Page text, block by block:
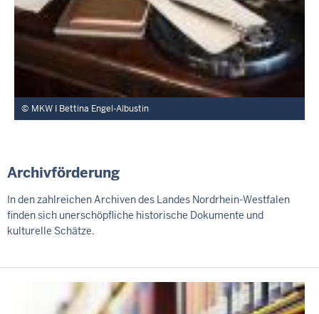
MKW I Bettina Engel-Albustin
Archivförderung
In den zahlreichen Archiven des Landes Nordrhein-Westfalen
finden sich unerschöpfliche historische Dokumente und
kulturelle Schätze.